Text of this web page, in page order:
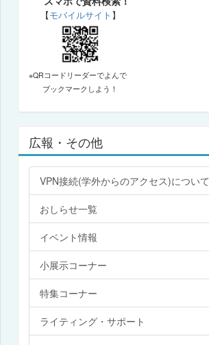
【モバイルサイト 】
※QRコードリーダーでよんで
ブックマークしよう！
広報・その他
VPN接続(学外からのアクセス)について
おしらせ一覧
イベント情報
小展示コーナー
特集コーナー
ライティング・サポート